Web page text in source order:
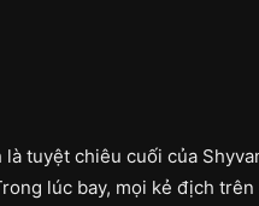
là tuyệt chiêu cuối của
lúc bay, mọi kẻ địch